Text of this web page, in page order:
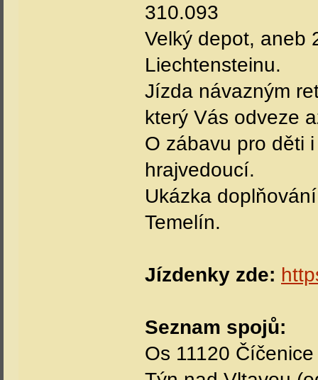
310.093
Velký depot, aneb
Liechtensteinu.
Jízda návazným
který Vás odveze
O zábavu pro děti
hrajvedoucí.
Ukázka
Temelín.
Jízdenky zde:
Seznam spojů:
Os 11120